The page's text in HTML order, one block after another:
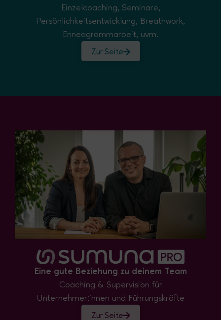
Einzelcoaching, Seminare,
Persönlichkeitsentwicklung, Breathwork,
Enneagrammarbeit, uvm.
Zur Seite
Eine gute Beziehung zu deinem Team
Coaching & Supervision für
Unternehmer:innen und Führungskräfte
Zur Seite